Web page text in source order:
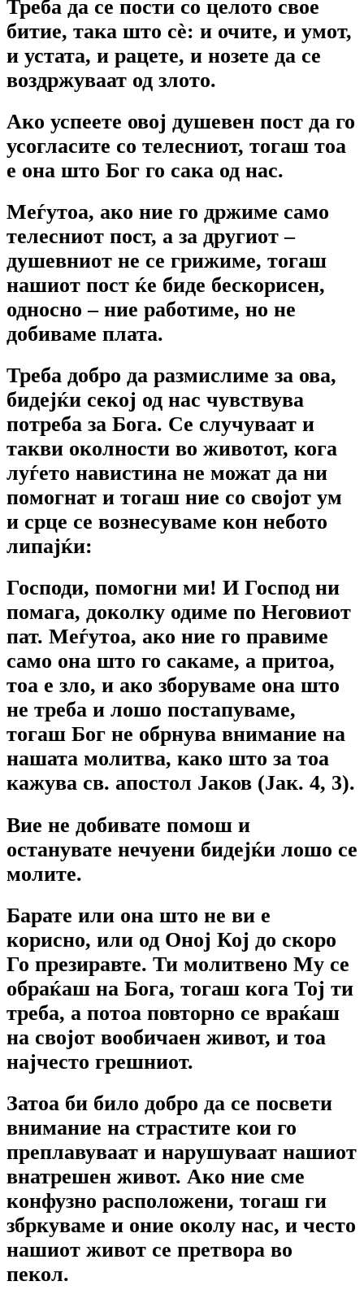
Треба да се пости со целото свое
битие, така што сѐ: и очите, и умот,
и устата, и рацете, и нозете да се
воздржуваат од злото.
Ако успеете овој душевен пост да го
усогласите со телесниот, тогаш тоа
е она што Бог го сака од нас.
Меѓутоа, ако ние го држиме само
телесниот пост, а за другиот –
душевниот не се грижиме, тогаш
нашиот пост ќе биде бескорисен,
односно – ние работиме, но не
добиваме плата.
Треба добро да размислиме за ова,
бидејќи секој од нас чувствува
потреба за Бога. Се случуваат и
такви околности во животот, кога
луѓето навистина не можат да ни
помогнат и тогаш ние со својот ум
и срце се вознесуваме кон небото
липајќи:
Господи, помогни ми! И Господ ни
помага, доколку одиме по Неговиот
пат. Меѓутоа, ако ние го правиме
само она што го сакаме, а притоа,
тоа е зло, и ако зборуваме она што
не треба и лошо постапуваме,
тогаш Бог не обрнува внимание на
нашата молитва, како што за тоа
кажува св. апостол Јаков (Јак. 4, 3).
Вие не добивате помош и
останувате нечуени бидејќи лошо се
молите.
Барате или она што не ви е
корисно, или од Оној Кој до скоро
Го презиравте. Ти молитвено Му се
обраќаш на Бога, тогаш кога Тој ти
треба, а потоа повторно се враќаш
на својот вообичаен живот, и тоа
најчесто грешниот.
Затоа би било добро да се посвети
внимание на страстите кои го
преплавуваат и нарушуваат нашиот
внатрешен живот. Ако ние сме
конфузно расположени, тогаш ги
збркуваме и оние околу нас, и често
нашиот живот се претвора во
пекол.